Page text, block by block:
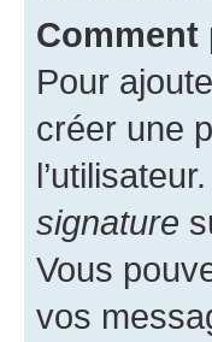
Comment
Pour
créer une
signature
Vous
vos